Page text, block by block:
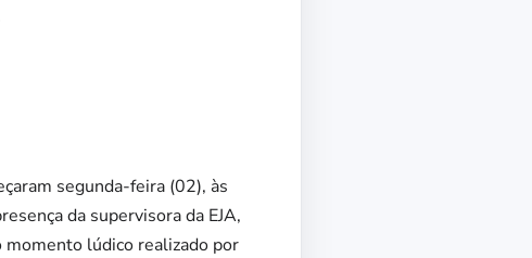
segunda-feira (02), às
da supervisora da EJA,
momento lúdico realizado por